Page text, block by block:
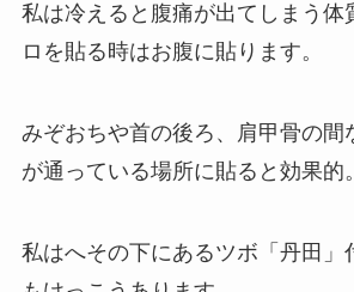
私は冷えると腹痛が出てしまう体
ロを貼る時はお腹に貼ります。
みぞおちや首の後ろ、肩甲骨の間
が通っている場所に貼ると効果的。
私はへその下にあるツボ「丹田」